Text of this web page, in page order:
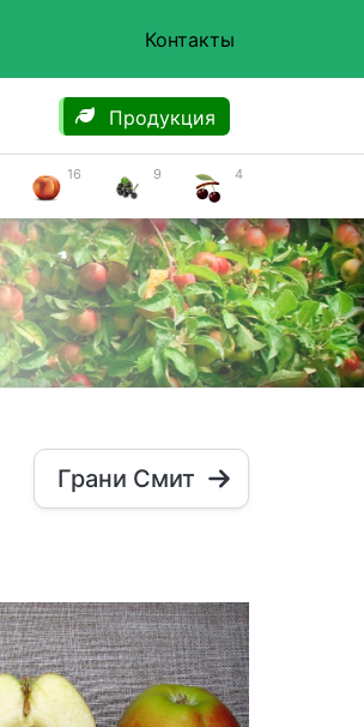
Контакты
Продукция
16 9 4
Грани Смит